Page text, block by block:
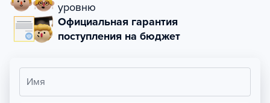
уровню
Официальная гарантия
поступления на бюджет
Имя